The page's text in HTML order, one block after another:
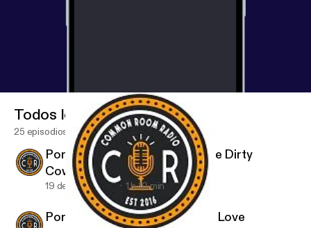
Todos los episodios
25 episodios
Porch Club 28: The Last Of The Dirty
Cowboys
19 de jun de 2017 1 h 10 min
Porch Club 27: Bathtime is My Love